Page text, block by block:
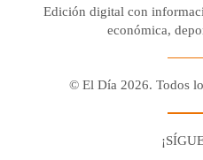
Edición digital con
económica,
© El Día 2026. Todos